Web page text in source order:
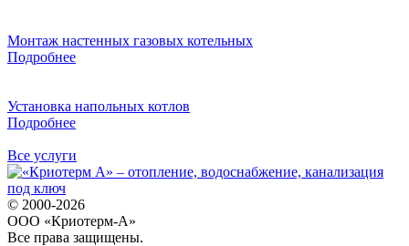
Монтаж настенных газовых котельных
Подробнее
Установка напольных котлов
Подробнее
Все услуги
© 2000-2026
ООО «Криотерм-А»
Все права защищены.